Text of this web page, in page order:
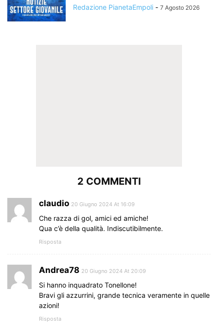
Redazione PianetaEmpoli - 7 Agosto 2026
2 COMMENTI
claudio 20 Giugno 2024 At 16:09
Che razza di gol, amici ed amiche!
Qua c’è della qualità. Indiscutibilmente.
Risposta
Andrea78 20 Giugno 2024 At 20:09
Si hanno inquadrato Tonellone!
Bravi gli azzurrini, grande tecnica veramente in quelle
azioni!
Risposta